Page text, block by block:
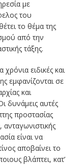
με
του
το θέμα της
από την
τάξης.
ειδικές και
εμφανίζονται σε
και
δυνάμεις αυτές
προστασίας
ανταγωνιστικής
είναι να
αποβαίνει το
βλάπτει, κατ’